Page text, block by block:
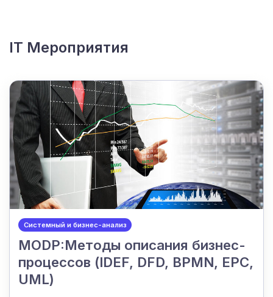
IT Мероприятия
Системный и бизнес-анализ
MODP:Методы описания бизнес-
процессов (IDEF, DFD, BPMN, EPC,
UML)